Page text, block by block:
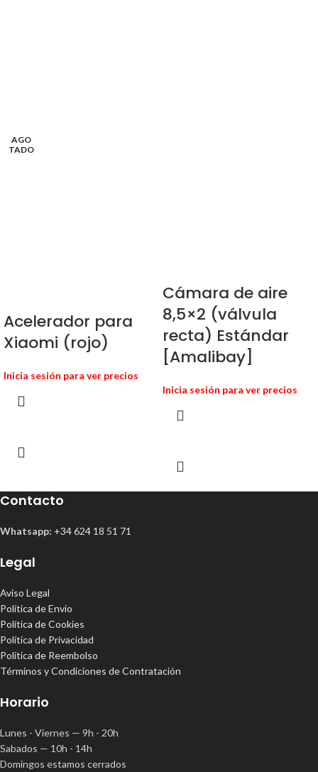
AGO
TADO
Acelerador para
Xiaomi (rojo)
Inicia sesión para ver precios
Cámara de aire
8,5×2 (válvula
recta) Estándar
[Amalibay]
Inicia sesión para ver precios
Contacto
Whatsapp: +34 624 18 51 71
Legal
Aviso Legal
Política de Envío
Política de Cookies
Política de Privacidad
Política de Reembolso
Términos y Condiciones de Contratación
Horario
Lunes - Viernes — 9h - 20h
Sabados — 10h - 14h
Domingos estamos cerrados